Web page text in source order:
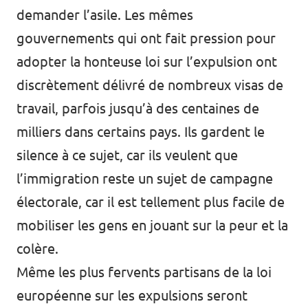
demander l’asile. Les mêmes
gouvernements qui ont fait pression pour
adopter la honteuse loi sur l’expulsion ont
discrètement délivré de nombreux visas de
travail, parfois jusqu’à des centaines de
milliers dans certains pays. Ils gardent le
silence à ce sujet, car ils veulent que
l’immigration reste un sujet de campagne
électorale, car il est tellement plus facile de
mobiliser les gens en jouant sur la peur et la
colère.
Même les plus fervents partisans de la loi
européenne sur les expulsions seront